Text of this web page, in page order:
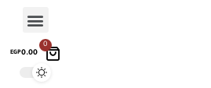
0
EGP0.00